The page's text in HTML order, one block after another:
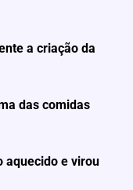
a criação da
das comidas
aquecido e virou